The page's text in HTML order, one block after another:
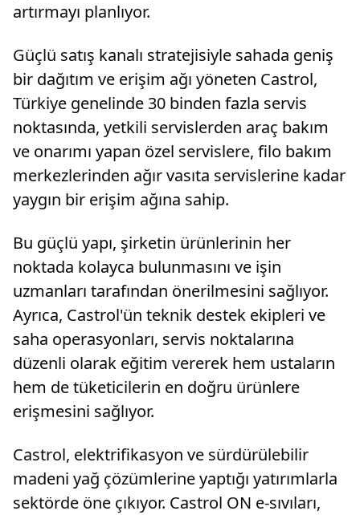
artırmayı planlıyor.
Güçlü satış kanalı stratejisiyle sahada geniş
bir dağıtım ve erişim ağı yöneten Castrol,
Türkiye genelinde 30 binden fazla servis
noktasında, yetkili servislerden araç bakım
ve onarımı yapan özel servislere, filo bakım
merkezlerinden ağır vasıta servislerine kadar
yaygın bir erişim ağına sahip.
Bu güçlü yapı, şirketin ürünlerinin her
noktada kolayca bulunmasını ve işin
uzmanları tarafından önerilmesini sağlıyor.
Ayrıca, Castrol'ün teknik destek ekipleri ve
saha operasyonları, servis noktalarına
düzenli olarak eğitim vererek hem ustaların
hem de tüketicilerin en doğru ürünlere
erişmesini sağlıyor.
Castrol, elektrifikasyon ve sürdürülebilir
madeni yağ çözümlerine yaptığı yatırımlarla
sektörde öne çıkıyor. Castrol ON e-sıvıları,